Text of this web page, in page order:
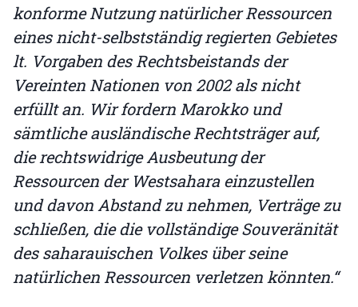
konforme Nutzung natürlicher Ressourcen
eines nicht-selbstständig regierten Gebietes
lt. Vorgaben des Rechtsbeistands der
Vereinten Nationen von 2002 als nicht
erfüllt an. Wir fordern Marokko und
sämtliche ausländische Rechtsträger auf,
die rechtswidrige Ausbeutung der
Ressourcen der Westsahara einzustellen
und davon Abstand zu nehmen, Verträge zu
schließen, die die vollständige Souveränität
des saharauischen Volkes über seine
natürlichen Ressourcen verletzen könnten.“